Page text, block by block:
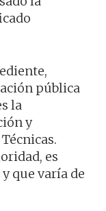
pública
la
y
es
que varía de